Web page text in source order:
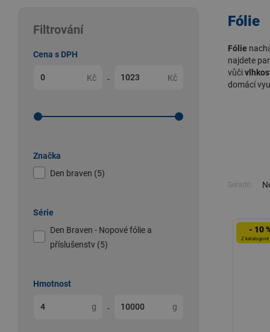
Filtrování
Cena s DPH
Kč - Kč
Značka
Den braven (5)
Série
Den Braven - Nopové fólie a
příslušenstv (5)
Hmotnost
g - g
Fólie
Fólie
najdete
vůči
domácí
Seřadit:
- 10
Z katalogové